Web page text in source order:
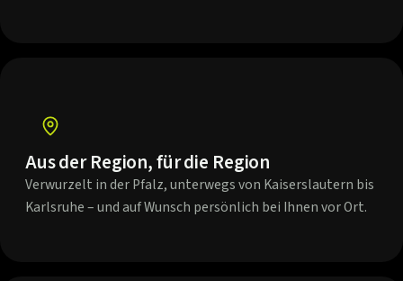
Aus der Region, für die Region
Verwurzelt in der Pfalz, unterwegs von Kaiserslautern bis
Karlsruhe – und auf Wunsch persönlich bei Ihnen vor Ort.